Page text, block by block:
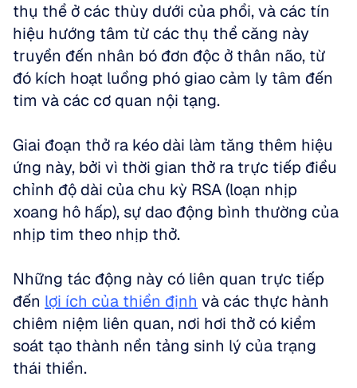
thụ thể ở các thùy dưới của phổi, và các tín
hiệu hướng tâm từ các thụ thể căng này
truyền đến nhân bó đơn độc ở thân não, từ
đó kích hoạt luồng phó giao cảm ly tâm đến
tim và các cơ quan nội tạng.
Giai đoạn thở ra kéo dài làm tăng thêm hiệu
ứng này, bởi vì thời gian thở ra trực tiếp điều
chỉnh độ dài của chu kỳ RSA (loạn nhịp
xoang hô hấp), sự dao động bình thường của
nhịp tim theo nhịp thở.
Những tác động này có liên quan trực tiếp
đến lợi ích của thiền định và các thực hành
chiêm niệm liên quan, nơi hơi thở có kiểm
soát tạo thành nền tảng sinh lý của trạng
thái thiền.